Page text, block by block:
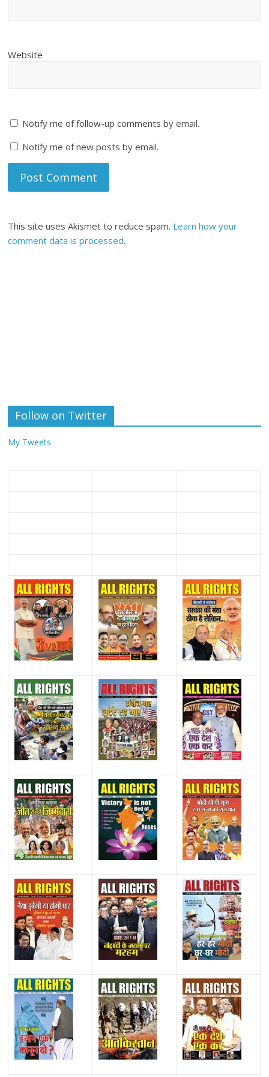
Website
Notify me of follow-up comments by email.
Notify me of new posts by email.
This site uses Akismet to reduce spam. Learn how your
comment data is processed.
Follow on Twitter
My Tweets